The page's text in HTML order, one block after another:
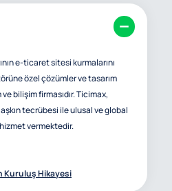
e-ticaret sitesi kurmalarını
özel çözümler ve tasarım
bilişim firmasıdır. Ticimax,
tecrübesi ile ulusal ve global
vermektedir.
Kuruluş Hikayesi